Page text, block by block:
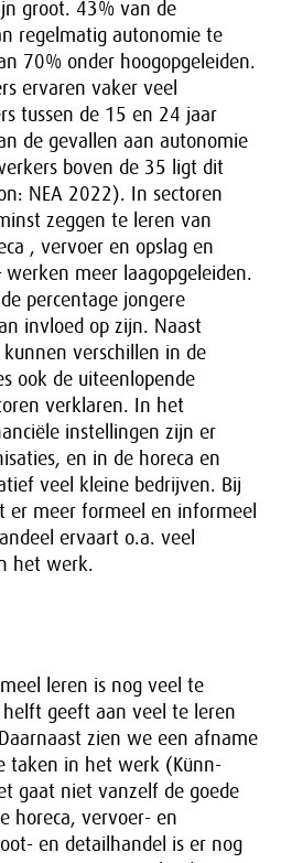
groot. 43% van de
regelmatig autonomie te
70% onder hoogopgeleiden.
ervaren vaker veel
tussen de 15 en 24 jaar
de gevallen aan autonomie
boven de 35 ligt dit
NEA 2022). In sectoren
zeggen te leren van
, vervoer en opslag en
meer laagopgeleiden.
percentage jongere
invloed op zijn. Naast
verschillen in de
ook de uiteenlopende
verklaren. In het
instellingen zijn er
en in de horeca en
veel kleine bedrijven. Bij
er meer formeel en informeel
ervaart o.a. veel
het werk.
leren is nog veel te
geeft aan veel te leren
zien we een afname
taken in het werk (Künn-
gaat niet vanzelf de goede
horeca, vervoer- en
en detailhandel is er nog